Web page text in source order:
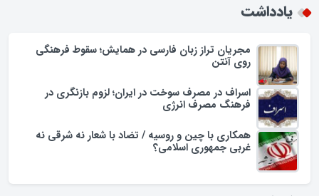
یادداشت
مجریان تراز زبان فارسی در همایش؛ سقوط فرهنگی
روی آنتن
اسراف در مصرف سوخت در ایران؛ لزوم بازنگری در
فرهنگ مصرف انرژی
همکاری با چین و روسیه / تضاد با شعار نه شرقی نه
غربی جمهوری اسلامی؟